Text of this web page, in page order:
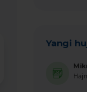
Yangi